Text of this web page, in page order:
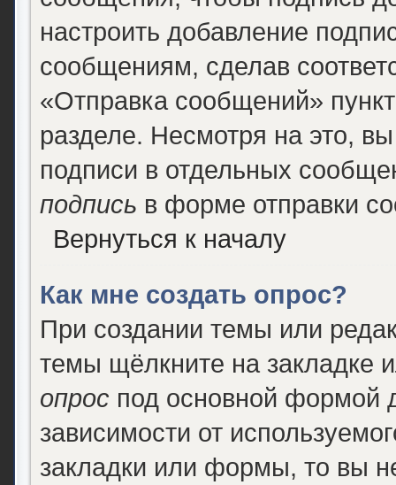
настроить добавление
сообщениям, сделав
«Отправка сообщений»
разделе. Несмотря на это,
подписи в отдельных
подпись в форме отправки
Вернуться к началу
Как мне создать опрос?
При создании темы или
темы щёлкните на закладке
опрос под основной формой
зависимости от
закладки или формы, то вы